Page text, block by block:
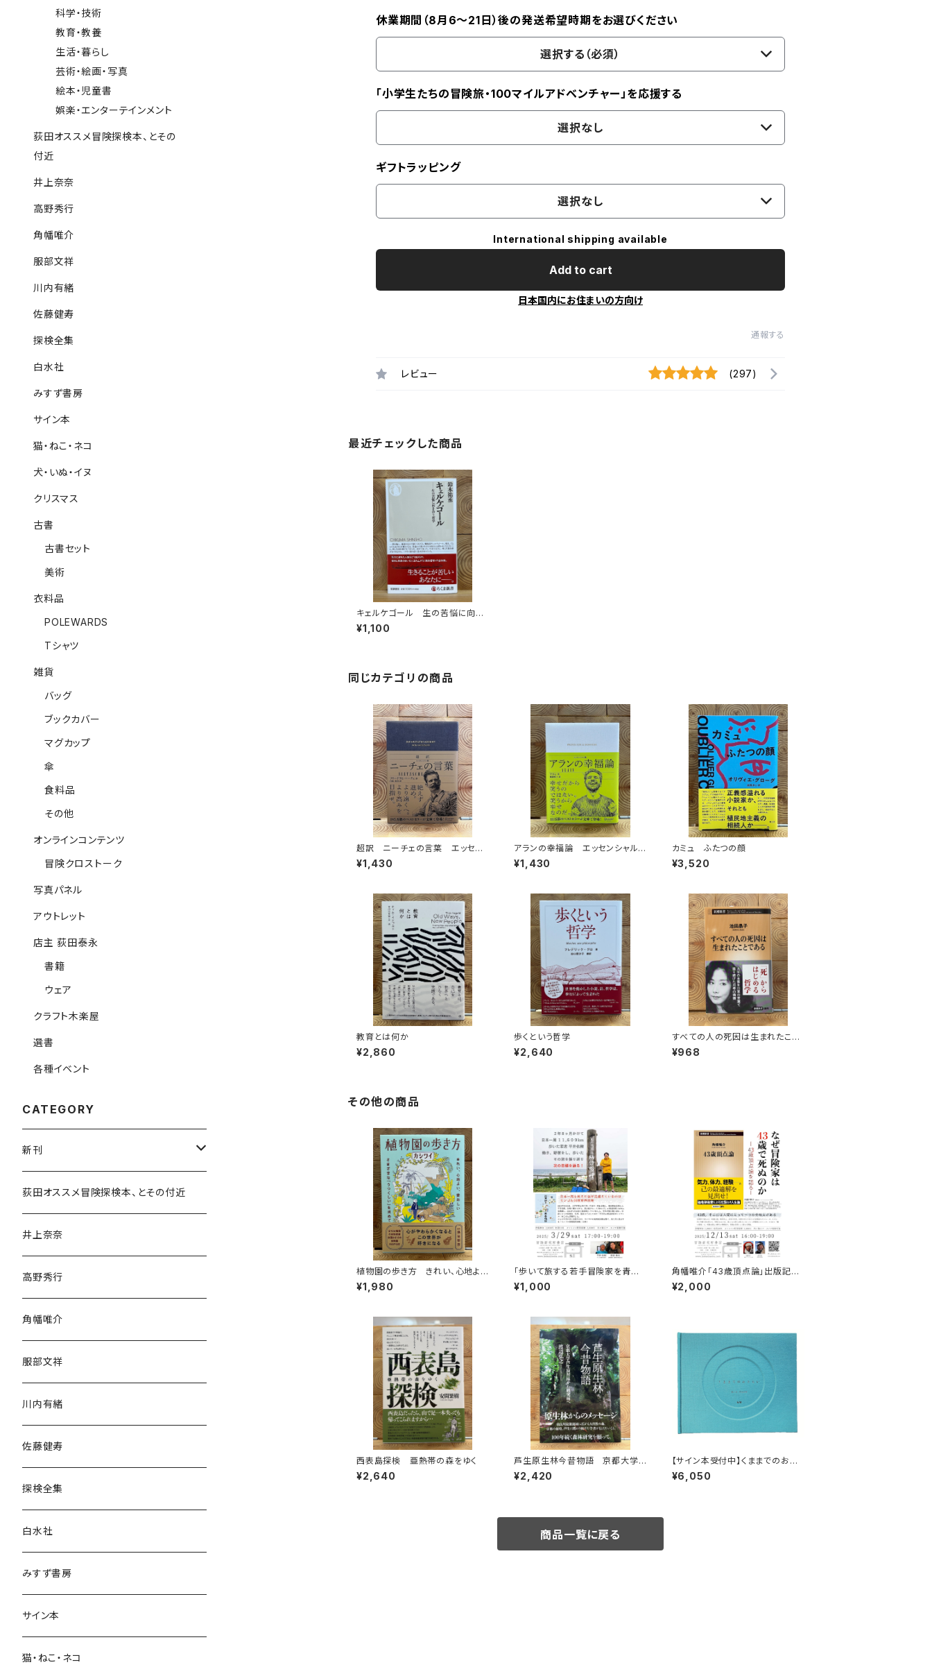
休業期間（8月6〜21日）後の発送希望時期をお選びください
選択する（必須）
「小学生たちの冒険旅・100マイルアドベンチャー」を応援する
選択なし
ギフトラッピング
選択なし
International shipping available
Add to cart
日本国内にお住まいの方向け
通報する
レビュー (297)
最近チェックした商品
キェルケゴール 生の苦悩に向き
合う哲学
¥1,100
同じカテゴリの商品
超訳 ニーチェの言葉 エッセン
シャル版
¥1,430
アランの幸福論 エッセンシャル
版
¥1,430
カミュ ふたつの顔
¥3,520
教育とは何か
¥2,860
歩くという哲学
¥2,640
すべての人の死因は生まれたこと
である
¥968
その他の商品
植物園の歩き方 きれい、心地よ
い、愛おしい さまざまな「うつくし
い」を求めて
¥1,980
「歩いて旅する若手冒険家を青田
買い！平井佑樹 × 荻田泰永」録画
視聴権
¥1,000
角幡唯介「43歳頂点論」出版記念
トークイベント録画視聴権
¥2,000
西表島探検 亜熱帯の森をゆく
¥2,640
芦生原生林今昔物語 京都大学
芦生演習林から研究林へ
¥2,420
【サイン本受付中】くままでのおさ
らい〈特装新版〉
¥6,050
商品一覧に戻る
科学・技術
教育・教養
生活・暮らし
芸術・絵画・写真
絵本・児童書
娯楽・エンターテインメント
荻田オススメ冒険探検本、とその
付近
井上奈奈
高野秀行
角幡唯介
服部文祥
川内有緒
佐藤健寿
探検全集
白水社
みすず書房
サイン本
猫・ねこ・ネコ
犬・いぬ・イヌ
クリスマス
古書
古書セット
美術
衣料品
POLEWARDS
Tシャツ
雑貨
バッグ
ブックカバー
マグカップ
傘
食料品
その他
オンラインコンテンツ
冒険クロストーク
写真パネル
アウトレット
店主 荻田泰永
書籍
ウェア
クラフト木楽屋
選書
各種イベント
CATEGORY
新刊
和書
文学・小説・物語
随筆・ノンフィクション・その他
民族・風習
言語・ことば
荻田オススメ冒険探検本、とその付近
井上奈奈
高野秀行
角幡唯介
服部文祥
川内有緒
佐藤健寿
探検全集
白水社
みすず書房
サイン本
猫・ねこ・ネコ